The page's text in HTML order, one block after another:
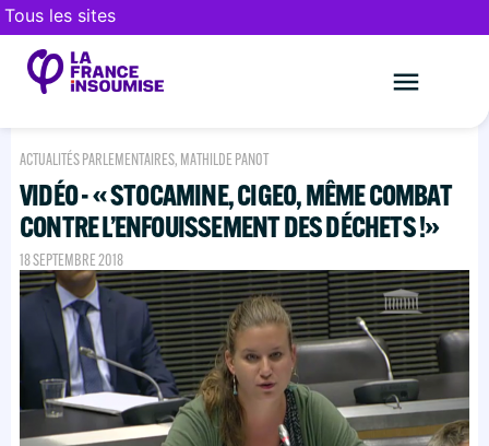
Tous les sites
ACTUALITÉS PARLEMENTAIRES, MATHILDE PANOT
VIDÉO - « STOCAMINE, CIGEO, MÊME COMBAT
CONTRE L’ENFOUISSEMENT DES DÉCHETS !»
18 SEPTEMBRE 2018